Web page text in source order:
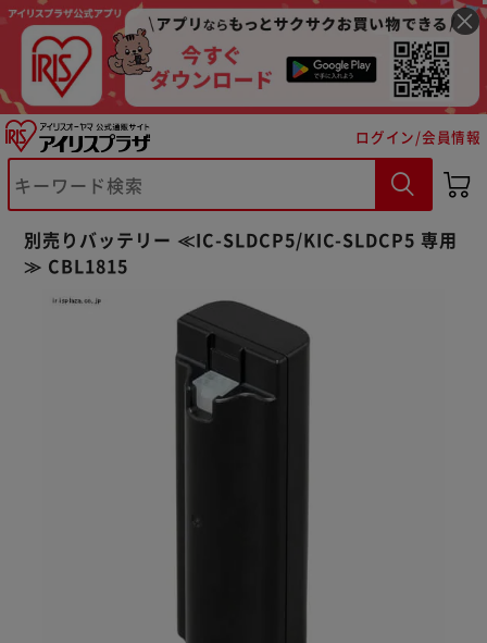
ログイン/会員情報
別売りバッテリー ≪IC-SLDCP5/KIC-SLDCP5 専用
≫ CBL1815
※ご確認ください
カートに入れる